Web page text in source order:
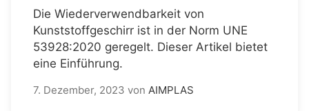
Die Wiederverwendbarkeit von
Kunststoffgeschirr ist in der Norm UNE
53928:2020 geregelt. Dieser Artikel bietet
eine Einführung.
7. Dezember, 2023 von AIMPLAS